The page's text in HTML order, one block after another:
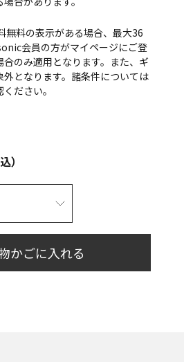
無料の表示がある場合、最大36
会員の方がマイページにご登
のみ適用となります。また、ギ
外となります。諸条件については
ださい。
）
かごに入れる